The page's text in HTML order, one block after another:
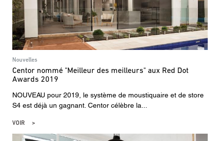
Nouvelles
Centor nommé "Meilleur des meilleurs" aux Red Dot
Awards 2019
NOUVEAU pour 2019, le système de moustiquaire et de store
S4 est déjà un gagnant. Centor célèbre la...
VOIR